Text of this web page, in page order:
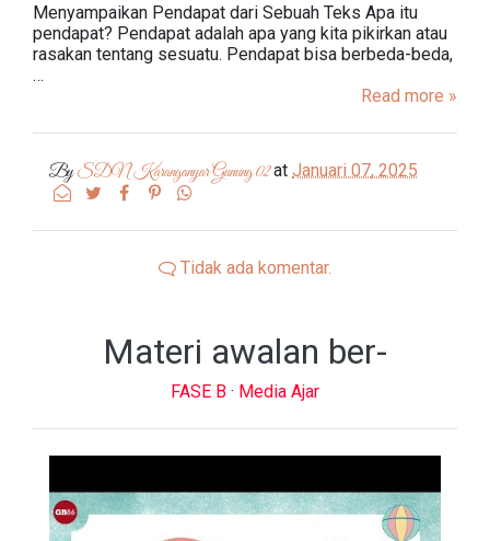
Menyampaikan Pendapat dari Sebuah Teks Apa itu
pendapat? Pendapat adalah apa yang kita pikirkan atau
rasakan tentang sesuatu. Pendapat bisa berbeda-beda,
…
Read more »
BySDN Karanganyar Gunung 02at Januari 07, 2025
Tidak ada komentar.
Materi awalan ber-
FASE B · Media Ajar